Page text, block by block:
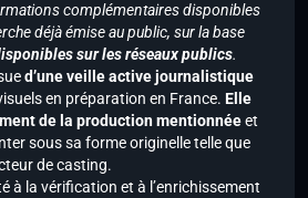
complémentaires disponibles
déjà émise au public, sur la base
sur les réseaux publics.
d’une veille active journalistique
en préparation en France. Elle
de la production mentionnéeet
sous sa forme originelle telle que
de casting.
à la vérification et à l’enrichissement